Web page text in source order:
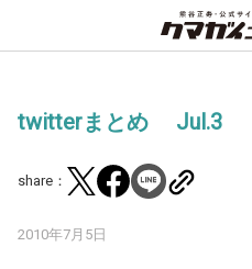
twitterまとめ Jul.3
share：
2010年7月5日